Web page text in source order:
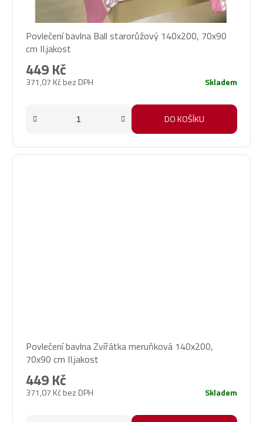
Povlečení bavlna Ball starorůžový 140x200, 70x90
cm II.jakost
371,07 Kč bez DPH
449 Kč
Skladem
DO KOŠÍKU
Povlečení bavlna Zvířátka meruňková 140x200,
70x90 cm II.jakost
371,07 Kč bez DPH
449 Kč
Skladem